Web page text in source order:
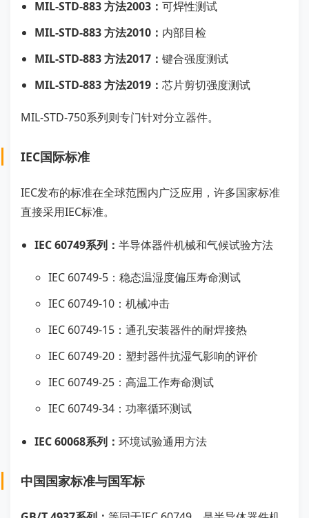
MIL-STD-883 方法2003： 可焊性测试
MIL-STD-883 方法2010： 内部目检
MIL-STD-883 方法2017： 键合强度测试
MIL-STD-883 方法2019： 芯片剪切强度测试
MIL-STD-750系列则专门针对分立器件。
IEC国际标准
IEC发布的标准在全球范围内广泛应用，许多国家标准
直接采用IEC标准。
IEC 60749系列： 半导体器件机械和气候试验方法
IEC 60749-5：稳态温湿度偏压寿命测试
IEC 60749-10：机械冲击
IEC 60749-15：通孔安装器件的耐焊接热
IEC 60749-20：塑封器件抗湿气影响的评价
IEC 60749-25：高温工作寿命测试
IEC 60749-34：功率循环测试
IEC 60068系列： 环境试验通用方法
中国国家标准与国军标